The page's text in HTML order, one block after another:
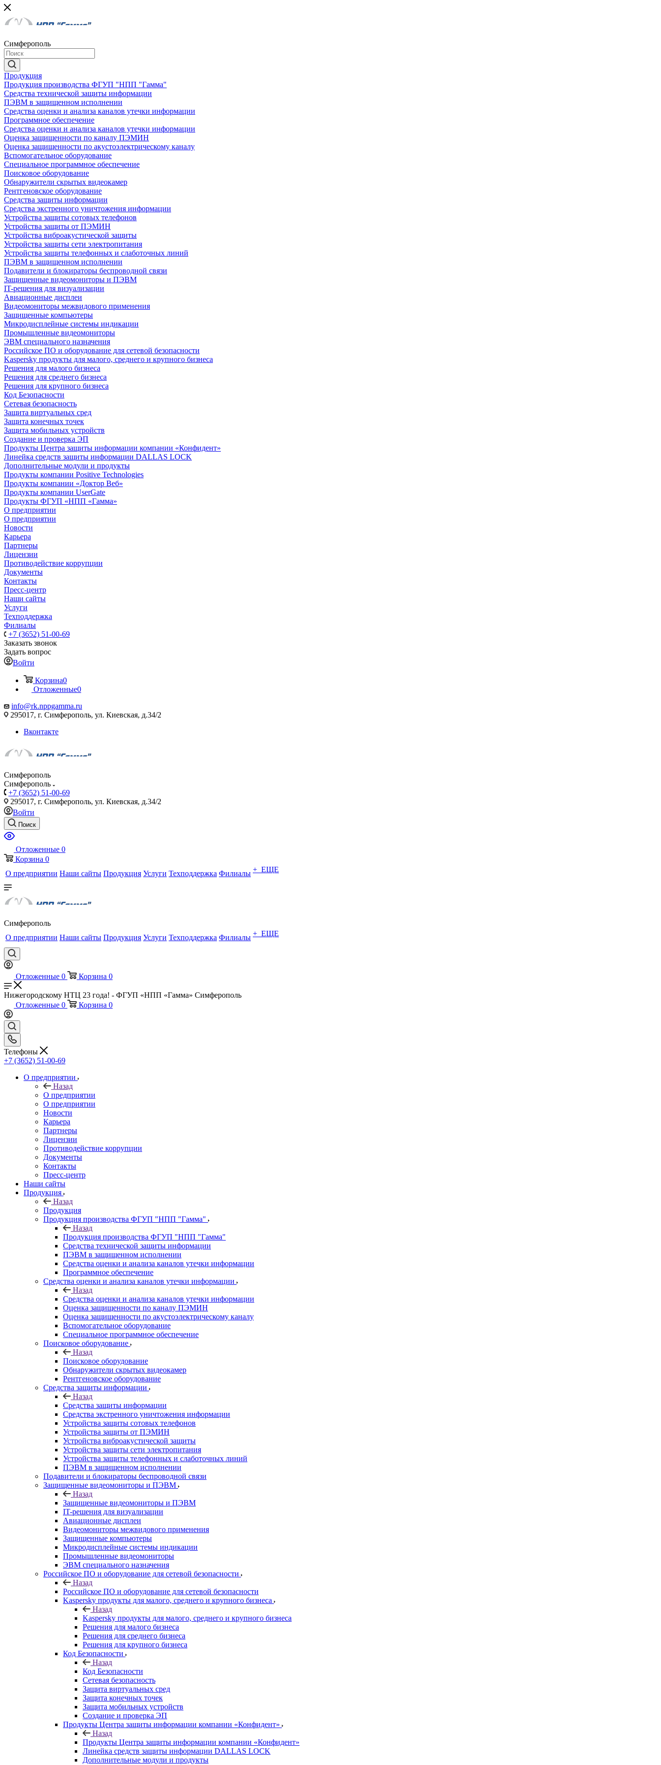
Симферополь
Продукция
Продукция производства ФГУП "НПП "Гамма"
Средства технической защиты информации
ПЭВМ в защищенном исполнении
Средства оценки и анализа каналов утечки информации
Программное обеспечение
Средства оценки и анализа каналов утечки информации
Оценка защищенности по каналу ПЭМИН
Оценка защищенности по акустоэлектрическому каналу
Вспомогательное оборудование
Специальное программное обеспечение
Поисковое оборудование
Обнаружители скрытых видеокамер
Рентгеновское оборудование
Средства защиты информации
Средства экстренного уничтожения информации
Устройства защиты сотовых телефонов
Устройства защиты от ПЭМИН
Устройства виброакустической защиты
Устройства защиты сети электропитания
Устройства защиты телефонных и слаботочных линий
ПЭВМ в защищенном исполнении
Подавители и блокираторы беспроводной связи
Защищенные видеомониторы и ПЭВМ
IT-решения для визуализации
Авиационные дисплеи
Видеомониторы межвидового применения
Защищенные компьютеры
Микродисплейные системы индикации
Промышленные видеомониторы
ЭВМ специального назначения
Российское ПО и оборудование для сетевой безопасности
Kaspersky продукты для малого, среднего и крупного бизнеса
Решения для малого бизнеса
Решения для среднего бизнеса
Решения для крупного бизнеса
Код Безопасности
Сетевая безопасность
Защита виртуальных сред
Защита конечных точек
Защита мобильных устройств
Создание и проверка ЭП
Продукты Центра защиты информации компании «Конфидент»
Линейка средств защиты информации DALLAS LOCK
Дополнительные модули и продукты
Продукты компании Positive Technologies
Продукты компании «Доктор Веб»
Продукты компании UserGate
Продукты ФГУП «НПП «Гамма»
О предприятии
О предприятии
Новости
Карьера
Партнеры
Лицензии
Противодействие коррупции
Документы
Контакты
Пресс-центр
Наши сайты
Услуги
Техподдержка
Филиалы
+7 (3652) 51-00-69
Заказать звонок
Задать вопрос
Войти
Корзина0
Отложенные0
info@rk.nppgamma.ru
295017, г. Симферополь, ул. Киевская, д.34/2
Вконтакте
Симферополь
Симферополь
+7 (3652) 51-00-69
295017, г. Симферополь, ул. Киевская, д.34/2
Войти
Поиск
Отложенные 0
Корзина 0
О предприятии Наши сайты Продукция Услуги Техподдержка Филиалы + ЕЩЕ
Симферополь
О предприятии Наши сайты Продукция Услуги Техподдержка Филиалы + ЕЩЕ
Отложенные 0 Корзина 0
Нижегородскому НТЦ 23 года! - ФГУП «НПП «Гамма» Симферополь
Отложенные 0 Корзина 0
Телефоны
+7 (3652) 51-00-69
О предприятии
Назад
О предприятии
О предприятии
Новости
Карьера
Партнеры
Лицензии
Противодействие коррупции
Документы
Контакты
Пресс-центр
Наши сайты
Продукция
Назад
Продукция
Продукция производства ФГУП "НПП "Гамма"
Назад
Продукция производства ФГУП "НПП "Гамма"
Средства технической защиты информации
ПЭВМ в защищенном исполнении
Средства оценки и анализа каналов утечки информации
Программное обеспечение
Средства оценки и анализа каналов утечки информации
Назад
Средства оценки и анализа каналов утечки информации
Оценка защищенности по каналу ПЭМИН
Оценка защищенности по акустоэлектрическому каналу
Вспомогательное оборудование
Специальное программное обеспечение
Поисковое оборудование
Назад
Поисковое оборудование
Обнаружители скрытых видеокамер
Рентгеновское оборудование
Средства защиты информации
Назад
Средства защиты информации
Средства экстренного уничтожения информации
Устройства защиты сотовых телефонов
Устройства защиты от ПЭМИН
Устройства виброакустической защиты
Устройства защиты сети электропитания
Устройства защиты телефонных и слаботочных линий
ПЭВМ в защищенном исполнении
Подавители и блокираторы беспроводной связи
Защищенные видеомониторы и ПЭВМ
Назад
Защищенные видеомониторы и ПЭВМ
IT-решения для визуализации
Авиационные дисплеи
Видеомониторы межвидового применения
Защищенные компьютеры
Микродисплейные системы индикации
Промышленные видеомониторы
ЭВМ специального назначения
Российское ПО и оборудование для сетевой безопасности
Назад
Российское ПО и оборудование для сетевой безопасности
Kaspersky продукты для малого, среднего и крупного бизнеса
Назад
Kaspersky продукты для малого, среднего и крупного бизнеса
Решения для малого бизнеса
Решения для среднего бизнеса
Решения для крупного бизнеса
Код Безопасности
Назад
Код Безопасности
Сетевая безопасность
Защита виртуальных сред
Защита конечных точек
Защита мобильных устройств
Создание и проверка ЭП
Продукты Центра защиты информации компании «Конфидент»
Назад
Продукты Центра защиты информации компании «Конфидент»
Линейка средств защиты информации DALLAS LOCK
Дополнительные модули и продукты